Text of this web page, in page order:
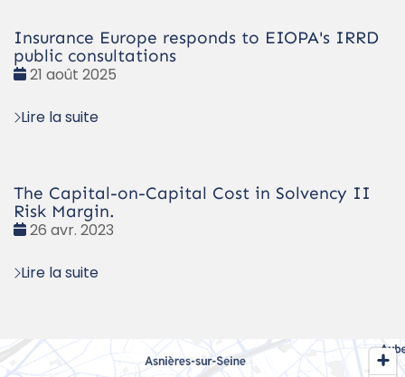
Insurance Europe responds to EIOPA's IRRD
public consultations
Date
21 août 2025
Lire la suite
The Capital-on-Capital Cost in Solvency II
Risk Margin.
Date
26 avr. 2023
Lire la suite